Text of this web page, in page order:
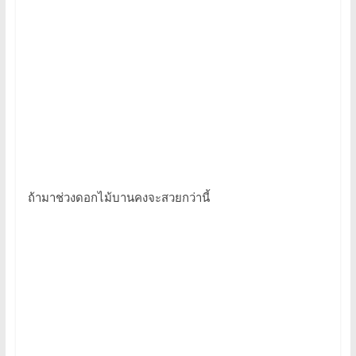
ถ้ามาช่วงดอกไม้บานคงจะสวยกว่านี้